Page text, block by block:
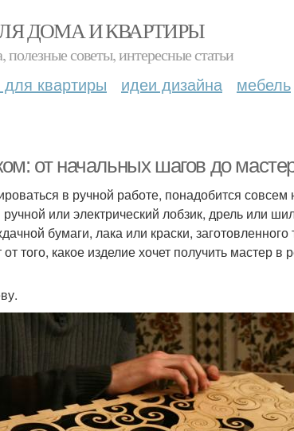
ДОМА И КВАРТИРЫ
советы, интересные статьи
для квартиры идеи дизайна мебель
от начальных шагов до
в ручной работе, понадобится совсем
или электрический лобзик, дрель или
бумаги, лака или краски,
того, какое изделие хочет получить мастер в